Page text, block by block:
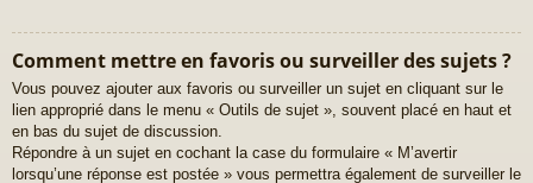
Comment mettre en favoris ou surveiller des sujets ?
Vous pouvez ajouter aux favoris ou surveiller un sujet en cliquant sur le
lien approprié dans le menu « Outils de sujet », souvent placé en haut et
en bas du sujet de discussion.
Répondre à un sujet en cochant la case du formulaire « M’avertir
lorsqu’une réponse est postée » vous permettra également de surveiller le